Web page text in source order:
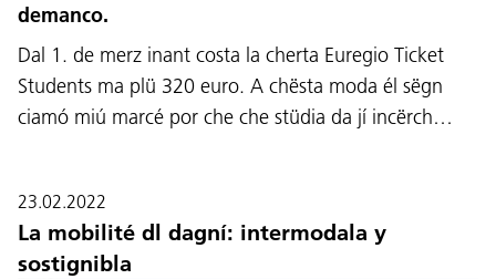
demanco.
Dal 1. de merz inant costa la cherta Euregio Ticket
Students ma plü 320 euro. A chësta moda él sëgn
ciamó miú marcé por che che stüdia da jí incërch…
23.02.2022
La mobilité dl dagní: intermodala y
sostignibla